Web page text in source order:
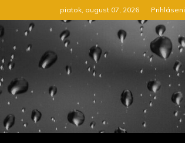
na
obsah
piatok, august 07, 2026